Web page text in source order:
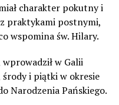
charakter pokutny i
z praktykami postnymi,
wspomina św. Hilary.
w Galii
środy i piątki w okresie
Narodzenia Pańskiego.